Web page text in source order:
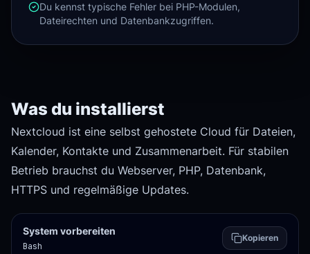
Du kennst typische Fehler bei PHP-Modulen,
Dateirechten und Datenbankzugriffen.
Was du installierst
Nextcloud ist eine selbst gehostete Cloud für Dateien,
Kalender, Kontakte und Zusammenarbeit. Für stabilen
Betrieb brauchst du Webserver, PHP, Datenbank,
HTTPS und regelmäßige Updates.
System vorbereiten
Bash
Kopieren